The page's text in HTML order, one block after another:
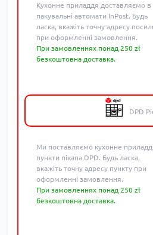
Кухонне приладдя доставляємо в
пакувальні автомати InPost. Будь
ласка, вкажіть точну адресу
при оформленні замовлення.
При замовленнях понад 250 zł
безкоштовна доставка.
DPD
Ми поставляємо кухонне
пункти пікапа DPD. Будь ласка,
вкажіть точну адресу пункту при
оформленні замовлення.
При замовленнях понад 250 zł
безкоштовна доставка.